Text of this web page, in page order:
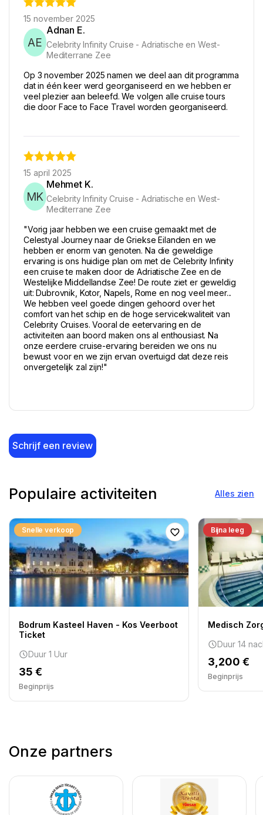
15 november 2025
AE
Adnan E.
Celebrity Infinity Cruise - Adriatische en West-
Mediterrane Zee
Op 3 november 2025 namen we deel aan dit programma
dat in één keer werd georganiseerd en we hebben er
veel plezier aan beleefd. We volgen alle cruise tours
die door Face to Face Travel worden georganiseerd.
15 april 2025
MK
Mehmet K.
Celebrity Infinity Cruise - Adriatische en West-
Mediterrane Zee
"Vorig jaar hebben we een cruise gemaakt met de
Celestyal Journey naar de Griekse Eilanden en we
hebben er enorm van genoten. Na die geweldige
ervaring is ons huidige plan om met de Celebrity Infinity
een cruise te maken door de Adriatische Zee en de
Westelijke Middellandse Zee! De route ziet er geweldig
uit: Dubrovnik, Kotor, Napels, Rome en nog veel meer...
We hebben veel goede dingen gehoord over het
comfort van het schip en de hoge servicekwaliteit van
Celebrity Cruises. Vooral de eetervaring en de
activiteiten aan boord maken ons al enthousiast. Na
onze eerdere cruise-ervaring bereiden we ons nu
bewust voor en we zijn ervan overtuigd dat deze reis
onvergetelijk zal zijn!"
Schrijf een review
Populaire activiteiten Alles zien
Snelle verkoop
Bodrum Kasteel Haven - Kos Veerboot
Ticket
Duur 1 Uur
35 €
Beginprijs
Bijna leeg
Medisch
Duur 14
3,200 €
Beginprijs
Onze partners